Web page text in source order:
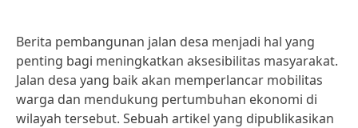
Berita pembangunan jalan desa menjadi hal yang
penting bagi meningkatkan aksesibilitas masyarakat.
Jalan desa yang baik akan memperlancar mobilitas
warga dan mendukung pertumbuhan ekonomi di
wilayah tersebut. Sebuah artikel yang dipublikasikan